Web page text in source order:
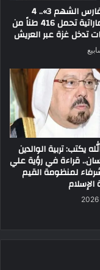
ضمن «الفارس الشهم 3».. 4
قوافل إماراتية تحمل 416 طناً من
تدخل غزة عبر العريش
يكتب: تربية الوالدين
قراءة في رؤية علي
لمنظومة القيم